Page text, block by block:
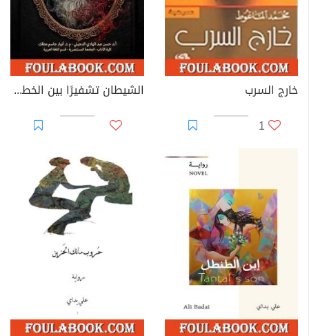
خارج السرب
1
الشيطان تشفيرًا بين الخطاب الروائي العربي والغربي الحديث